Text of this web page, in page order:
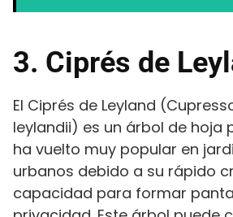
3. Ciprés de
El Ciprés de Leyland
leylandii) es un árbol de hoja
ha vuelto muy popular en
urbanos debido a su rápido
capacidad para formar